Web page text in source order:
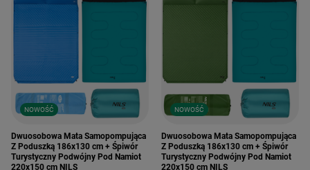
NOWOŚĆ
Dwuosobowa Mata Samopompująca
Z Poduszką 186x130 cm + Śpiwór
Turystyczny Podwójny Pod Namiot
220x150 cm NILS
NOWOŚĆ
Dwuosobowa Mata Samopompująca
Z Poduszką 186x130 cm + Śpiwór
Turystyczny Podwójny Pod Namiot
220x150 cm NILS